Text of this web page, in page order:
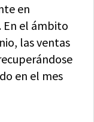
en
En el ámbito
las ventas
en el mes